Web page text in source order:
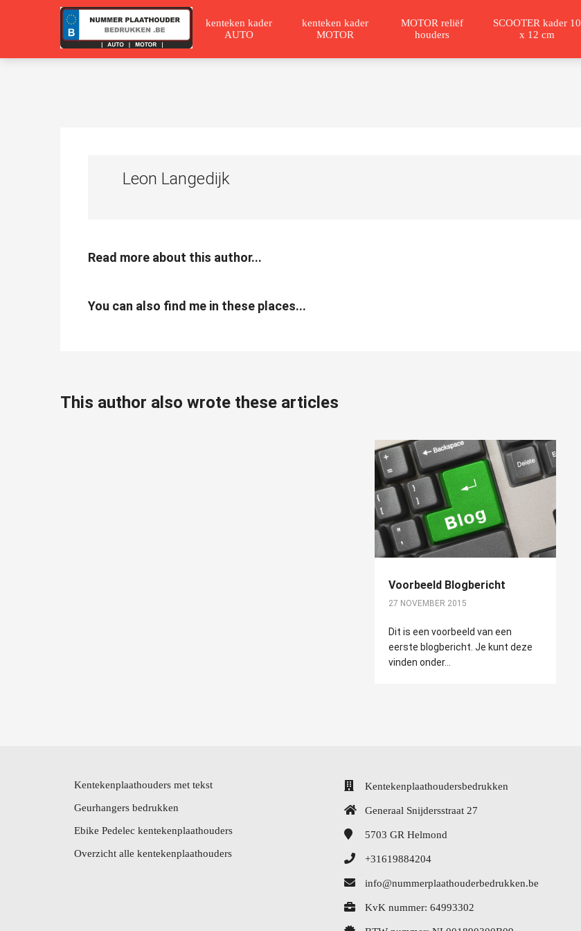
kenteken kader
AUTO
kenteken kader
MOTOR
MOTOR reliëf
houders
SCOOTER kader 10
x 12 cm
Leon Langedijk
Read more about this author...
You can also find me in these places...
This author also wrote these articles
Voorbeeld Blogbericht
27 NOVEMBER 2015
Dit is een voorbeeld van een
eerste blogbericht. Je kunt deze
vinden onder...
Kentekenplaathouders met tekst
Geurhangers bedrukken
Ebike Pedelec kentekenplaathouders
Overzicht alle kentekenplaathouders
Kentekenplaathoudersbedrukken
Generaal Snijdersstraat 27
5703 GR Helmond
+31619884204
info@nummerplaathouderbedrukken.be
KvK nummer: 64993302